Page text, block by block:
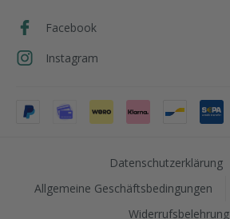
Facebook
Instagram
Datenschutzerklärung
Allgemeine Geschäftsbedingungen
Widerrufsbelehrung